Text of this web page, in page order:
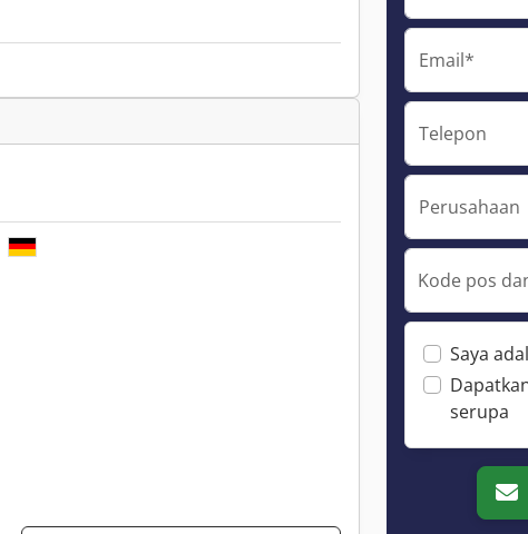
Email*
Telepon
Perusahaan
Kode pos
Saya
serupa